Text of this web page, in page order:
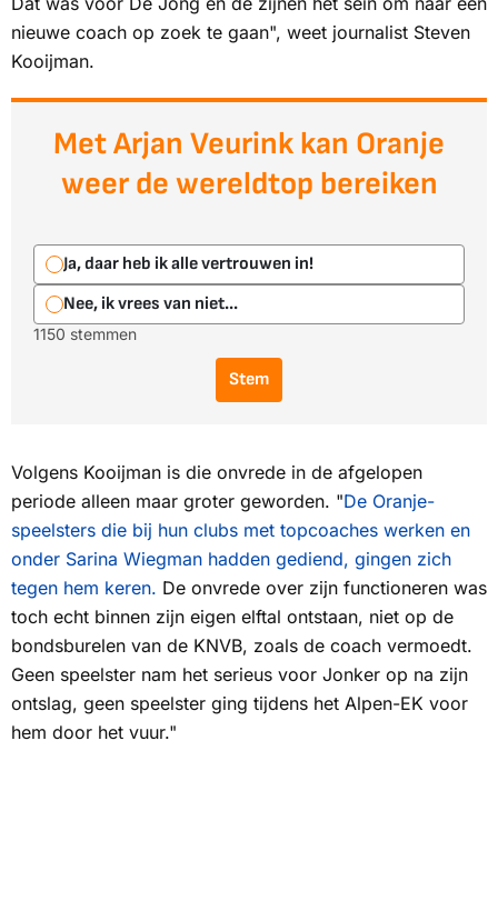
nieuwe coach op zoek te gaan", weet journalist Steven
Kooijman.
Met Arjan Veurink kan Oranje
weer de wereldtop bereiken
Ja, daar heb ik alle vertrouwen in!
Nee, ik vrees van niet...
1150 stemmen
Stem
Volgens Kooijman is die onvrede in de afgelopen
periode alleen maar groter geworden. "De Oranje-
speelsters die bij hun clubs met topcoaches werken en
onder Sarina Wiegman hadden gediend, gingen zich
tegen hem keren. De onvrede over zijn functioneren was
toch echt binnen zijn eigen elftal ontstaan, niet op de
bondsburelen van de KNVB, zoals de coach vermoedt.
Geen speelster nam het serieus voor Jonker op na zijn
ontslag, geen speelster ging tijdens het Alpen-EK voor
hem door het vuur."